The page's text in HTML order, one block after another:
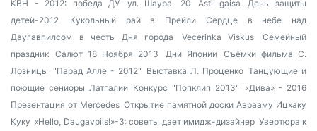
КВН - 2012: победа ДУ
ул. Шаура, 20 Asti gaisa
День защиты
детей-2012
Кукольный рай в Прейли Сердце в небе над
Даугавпилсом в честь Дня города
Vecerinka Viskus
Семейный
праздник
Салют 18 Ноября 2013 Дни Японии
Съёмки фильма С.
Лозницы "Парад Алле - 2012" Выставка Л. Проценко Танцующие и
поющие сениоры Латгалии Конкурс "Попклип 2013"
«Дива» - 2016
Презентация от Mercedes Открытие памятной доски Аврааму Ицхаку
Куку «Hello, Daugavpils!»-3: советы дает имидж-дизайнер Увертюра к